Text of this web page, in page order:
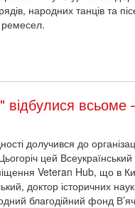
долучився до
цей Всеукраїнський
Veteran Hub, що в
доктор історичних
благодійний фонд
історії України